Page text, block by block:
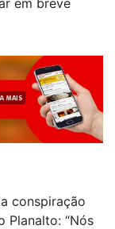
em breve
conspiração
Planalto: “Nós